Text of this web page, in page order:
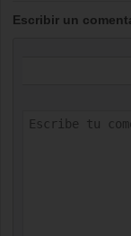
Escribir un